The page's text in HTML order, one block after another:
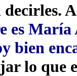
María
bien
lo que